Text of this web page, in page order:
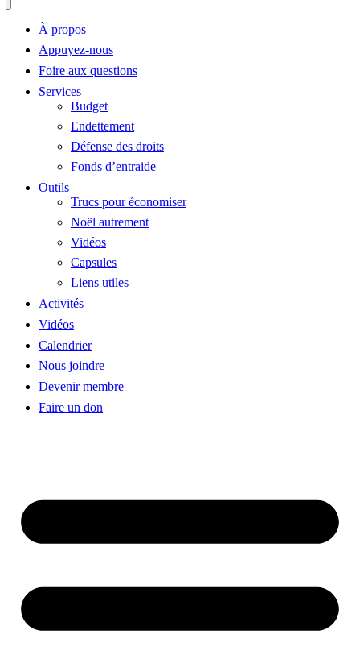
À propos
Appuyez-nous
Foire aux questions
Services
Budget
Endettement
Défense des droits
Fonds d’entraide
Outils
Trucs pour économiser
Noël autrement
Vidéos
Capsules
Liens utiles
Activités
Vidéos
Calendrier
Nous joindre
Devenir membre
Faire un don